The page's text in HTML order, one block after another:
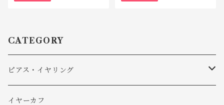
CATEGORY
ピアス・イヤリング
ピアス
イヤーカフ